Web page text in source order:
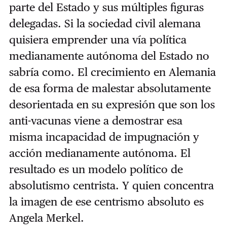
parte del Estado y sus múltiples figuras
delegadas. Si la sociedad civil alemana
quisiera emprender una vía política
medianamente autónoma del Estado no
sabría como. El crecimiento en Alemania
de esa forma de malestar absolutamente
desorientada en su expresión que son los
anti-vacunas viene a demostrar esa
misma incapacidad de impugnación y
acción medianamente autónoma. El
resultado es un modelo político de
absolutismo centrista. Y quien concentra
la imagen de ese centrismo absoluto es
Angela Merkel.